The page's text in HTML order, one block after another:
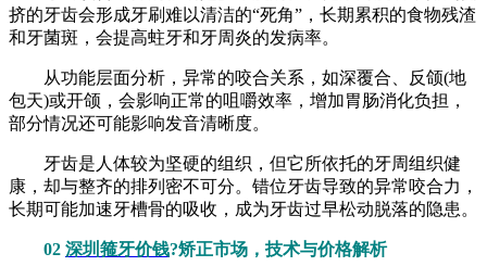
挤的牙齿会形成牙刷难以清洁的“死角”，长期累积的食物残渣
和牙菌斑，会提高蛀牙和牙周炎的发病率。
从功能层面分析，异常的咬合关系，如深覆合、反颌(地
包天)或开颌，会影响正常的咀嚼效率，增加胃肠消化负担，
部分情况还可能影响发音清晰度。
牙齿是人体较为坚硬的组织，但它所依托的牙周组织健
康，却与整齐的排列密不可分。错位牙齿导致的异常咬合力，
长期可能加速牙槽骨的吸收，成为牙齿过早松动脱落的隐患。
02 深圳箍牙价钱?矫正市场，技术与价格解析